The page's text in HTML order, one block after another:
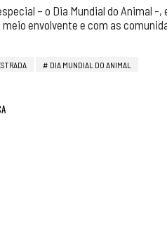
– o Dia Mundial do Animal
envolvente e com as
DIA MUNDIAL DO ANIMAL